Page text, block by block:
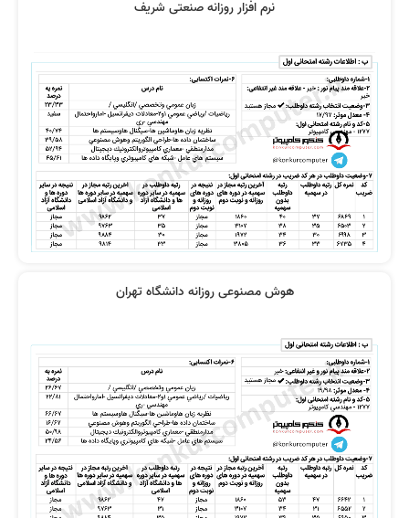
همه دروس را از کافه تدریس گرفتم ویدیوهاشون خیلی به من کمک کرد
نرم افزار روزانه صنعتی شریف
هوش مصنوعی روزانه دانشگاه تهران